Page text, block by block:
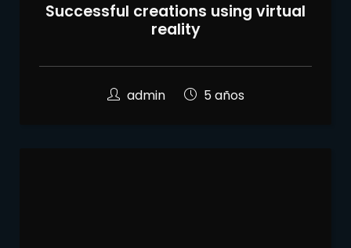
Successful creations using virtual
reality
admin 5 años